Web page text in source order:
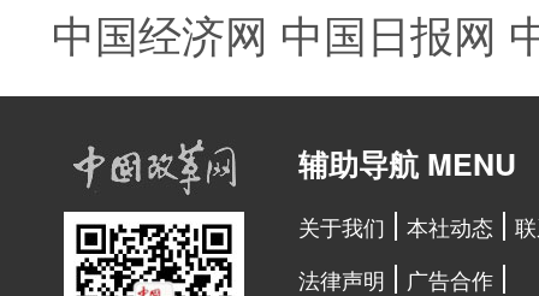
中国经济网 中国日报网
辅助导航 MENU
关于我们 本社动态
法律声明
广告合作